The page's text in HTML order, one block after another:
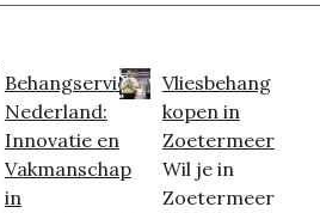
Behangservice
Nederland:
Innovatie en
Vakmanschap
in
Vliesbehang
kopen in
Zoetermeer
Wil je in
Zoetermeer